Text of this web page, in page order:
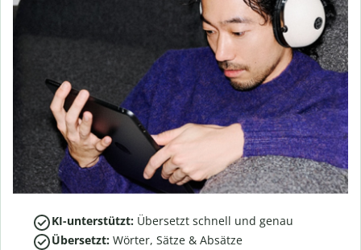
KI-unterstützt: Übersetzt schnell und genau
Übersetzt: Wörter, Sätze & Absätze